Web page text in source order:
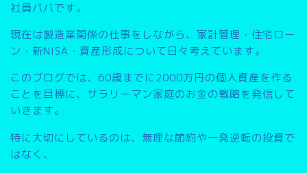
社員パパです。
現在は製造業関係の仕事をしながら、家計管理・住宅ロー
ン・新NISA・資産形成について日々考えています。
このブログでは、 60歳までに2000万円の個人資産を作る
こと を目標に、サラリーマン家庭のお金の戦略を発信して
いきます。
特に大切にしているのは、無理な節約や一発逆転の投資で
はなく、